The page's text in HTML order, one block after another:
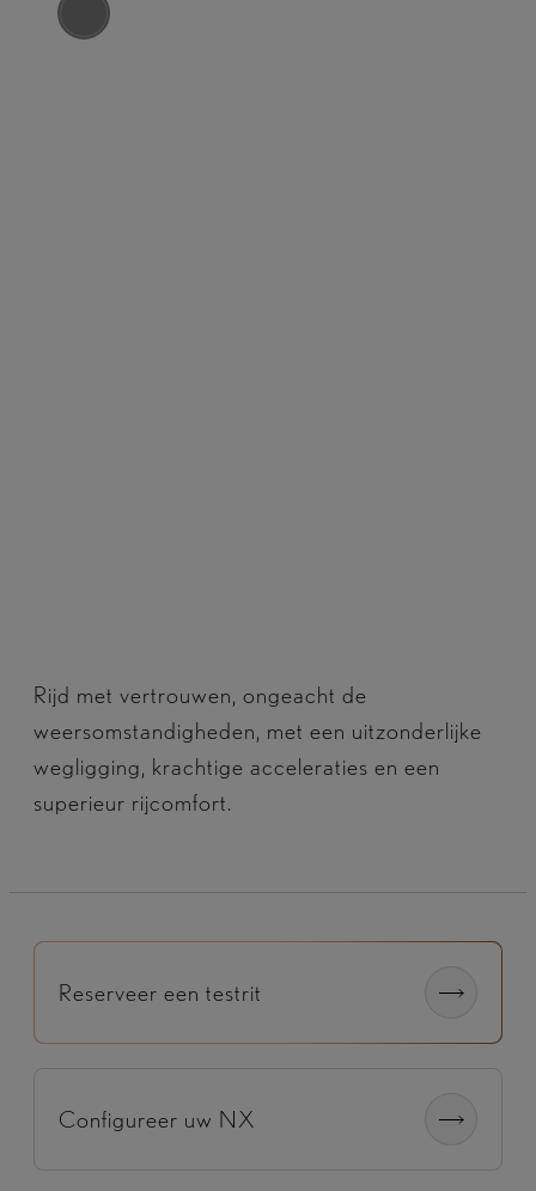
Rijd met vertrouwen, ongeacht de
weersomstandigheden, met een uitzonderlijke
wegligging, krachtige acceleraties en een
superieur rijcomfort.
Reserveer een testrit
Configureer uw NX